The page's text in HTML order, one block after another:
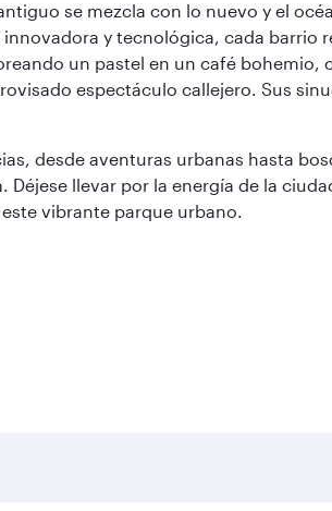
se mezcla con lo nuevo y el
y tecnológica, cada barrio
un pastel en un café bohemio,
espectáculo callejero. Sus
desde aventuras urbanas hasta
Déjese llevar por la energía de la
vibrante parque urbano.